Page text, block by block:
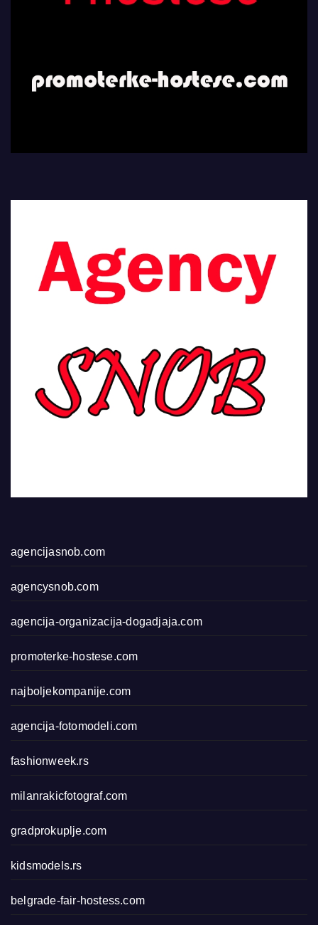
agencijasnob.com
agencysnob.com
agencija-organizacija-dogadjaja.com
promoterke-hostese.com
najboljekompanije.com
agencija-fotomodeli.com
fashionweek.rs
milanrakicfotograf.com
gradprokuplje.com
kidsmodels.rs
belgrade-fair-hostess.com